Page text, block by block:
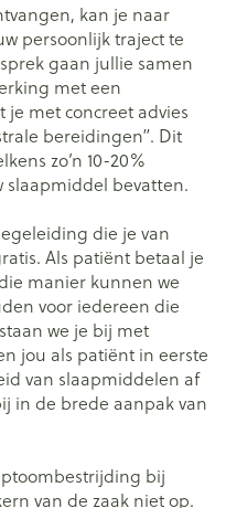
kan je naar
persoonlijk traject te
gaan jullie samen
met een
met concreet advies
bereidingen”. Dit
zo’n 10-20%
slaapmiddel bevatten.
die je van
Als patiënt betaal je
manier kunnen we
voor iedereen die
we je bij met
jou als patiënt in eerste
van slaapmiddelen af
in de brede aanpak van
bij
van de zaak niet op.